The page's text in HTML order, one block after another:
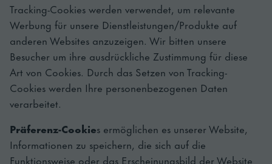
Tracking-Cookies werden verwendet, um relevante
Werbung für unsere Dienstleistungen/Produkte auf
anderen Websites anzuzeigen. Wir bitten unsere
Besucher um ihre ausdrückliche Zustimmung für diese
Art von Cookies. Durch das Setzen von Tracking-
Cookies werden Ihre personenbezogenen Daten
verarbeitet.
Präferenz-Cookies ermöglichen es unserer Website,
Informationen zu speichern, die sich auf die
Funktionsweise oder das Erscheinungsbild der Website